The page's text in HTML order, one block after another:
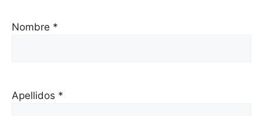
Nombre *
Apellidos *